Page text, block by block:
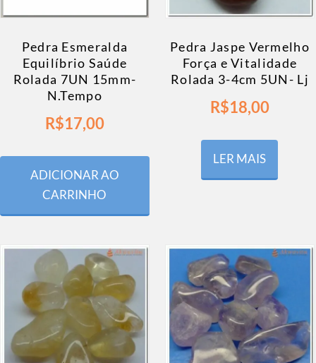
Pedra Esmeralda
Equilíbrio Saúde
Rolada 7UN 15mm-
N.Tempo
R$17,00
ADICIONAR AO
CARRINHO
Pedra Jaspe Vermelho
Força e Vitalidade
Rolada 3-4cm 5UN- Lj
R$18,00
LER MAIS